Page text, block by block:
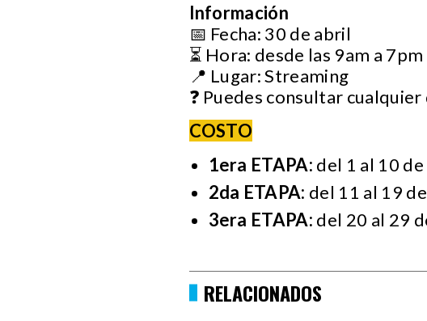
Información
📅 Fecha: 30 de abril
⏳ Hora: desde las 9am a 7pm
📍 Lugar: Streaming
❓ Puedes consultar
COSTO
1era ETAPA: del 1 al 10
2da ETAPA: del 11 al 19
3era ETAPA: del 20 al 29
RELACIONADOS